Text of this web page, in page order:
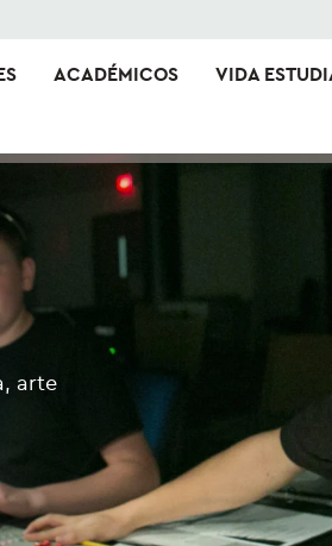
ACADÉMICOS VIDA
arte